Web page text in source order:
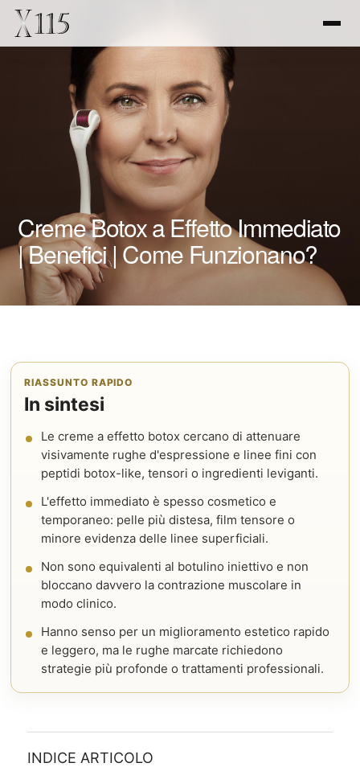
Creme Botox a Effetto Immediato
| Benefici | Come Funzionano?
RIASSUNTO RAPIDO
In sintesi
Le creme a effetto botox cercano di attenuare
visivamente rughe d'espressione e linee fini con
peptidi botox-like, tensori o ingredienti leviganti.
L'effetto immediato è spesso cosmetico e
temporaneo: pelle più distesa, film tensore o
minore evidenza delle linee superficiali.
Non sono equivalenti al botulino iniettivo e non
bloccano davvero la contrazione muscolare in
modo clinico.
Hanno senso per un miglioramento estetico rapido
e leggero, ma le rughe marcate richiedono
strategie più profonde o trattamenti professionali.
INDICE ARTICOLO